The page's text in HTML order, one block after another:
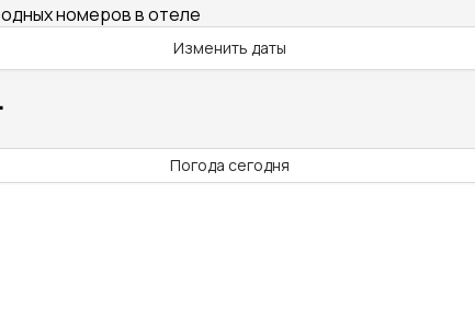
номеров в отеле
Изменить даты
Погода сегодня